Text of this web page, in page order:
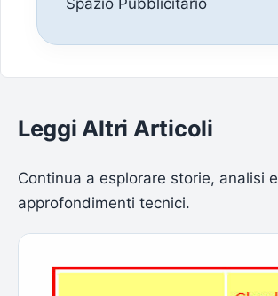
Leggi Altri Articoli
Continua a esplorare storie, analisi e
approfondimenti tecnici.